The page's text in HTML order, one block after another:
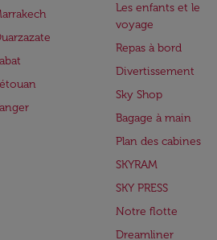
Les enfants et le
voyage
Repas à bord
Divertissement
Sky Shop
Bagage à main
Plan des cabines
SKYRAM
SKY PRESS
Notre flotte
Dreamliner